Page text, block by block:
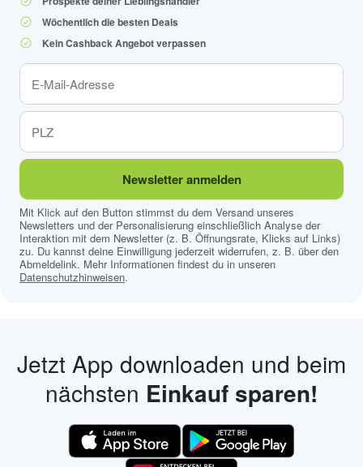
Wöchentlich die besten Deals
Kein Cashback Angebot verpassen
Newsletter anmelden
Mit Klick auf den Button stimmst du dem Versand unseres
Newsletters und der Personalisierung einschließlich Analyse der
Interaktion mit dem Newsletter (z. B. Öffnungsrate, Klicks auf Links)
zu. Du kannst deine Einwilligung jederzeit widerrufen, z. B. über den
Abmeldelink. Mehr Informationen findest du in unseren
Datenschutzhinweisen.
Jetzt App downloaden und beim
nächsten Einkauf sparen!